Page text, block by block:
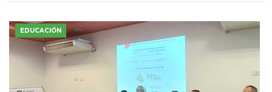
EDUCACIÓN